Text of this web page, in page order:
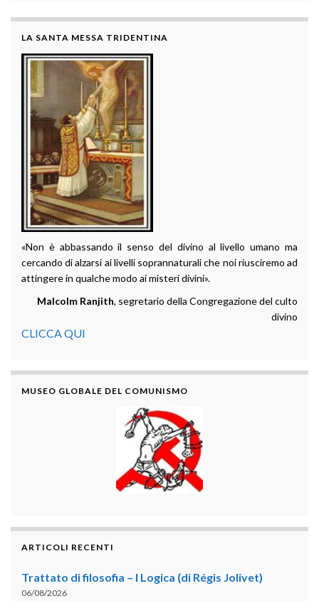
LA SANTA MESSA TRIDENTINA
«Non è abbassando il senso del divino al livello umano ma
cercando di alzarsi ai livelli soprannaturali che noi riusciremo ad
attingere in qualche modo ai misteri divini».
Malcolm Ranjith, segretario della Congregazione del culto
divino
CLICCA QUI
MUSEO GLOBALE DEL COMUNISMO
ARTICOLI RECENTI
Trattato di filosofia – I Logica (di Régis Jolivet)
06/08/2026